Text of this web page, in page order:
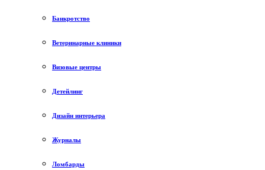
Банкротство
Ветеринарные клиники
Визовые центры
Детейлинг
Дизайн интерьера
Журналы
Ломбарды